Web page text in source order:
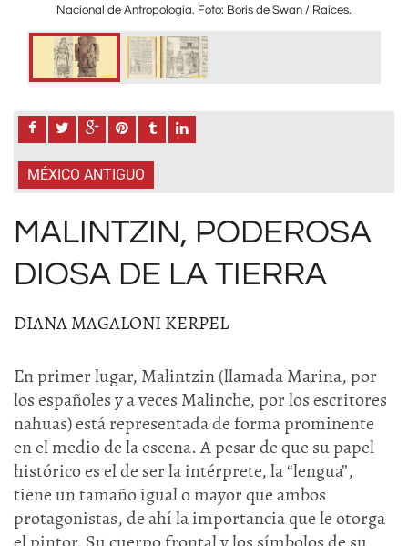
Nacional de Antropología. Foto: Boris de Swan / Raíces.
MÉXICO ANTIGUO
MALINTZIN, PODEROSA
DIOSA DE LA TIERRA
DIANA MAGALONI KERPEL
En primer lugar, Malintzin (llamada Marina, por
los españoles y a veces Malinche, por los escritores
nahuas) está representada de forma prominente
en el medio de la escena. A pesar de que su papel
histórico es el de ser la intérprete, la “lengua”,
tiene un tamaño igual o mayor que ambos
protagonistas, de ahí la importancia que le otorga